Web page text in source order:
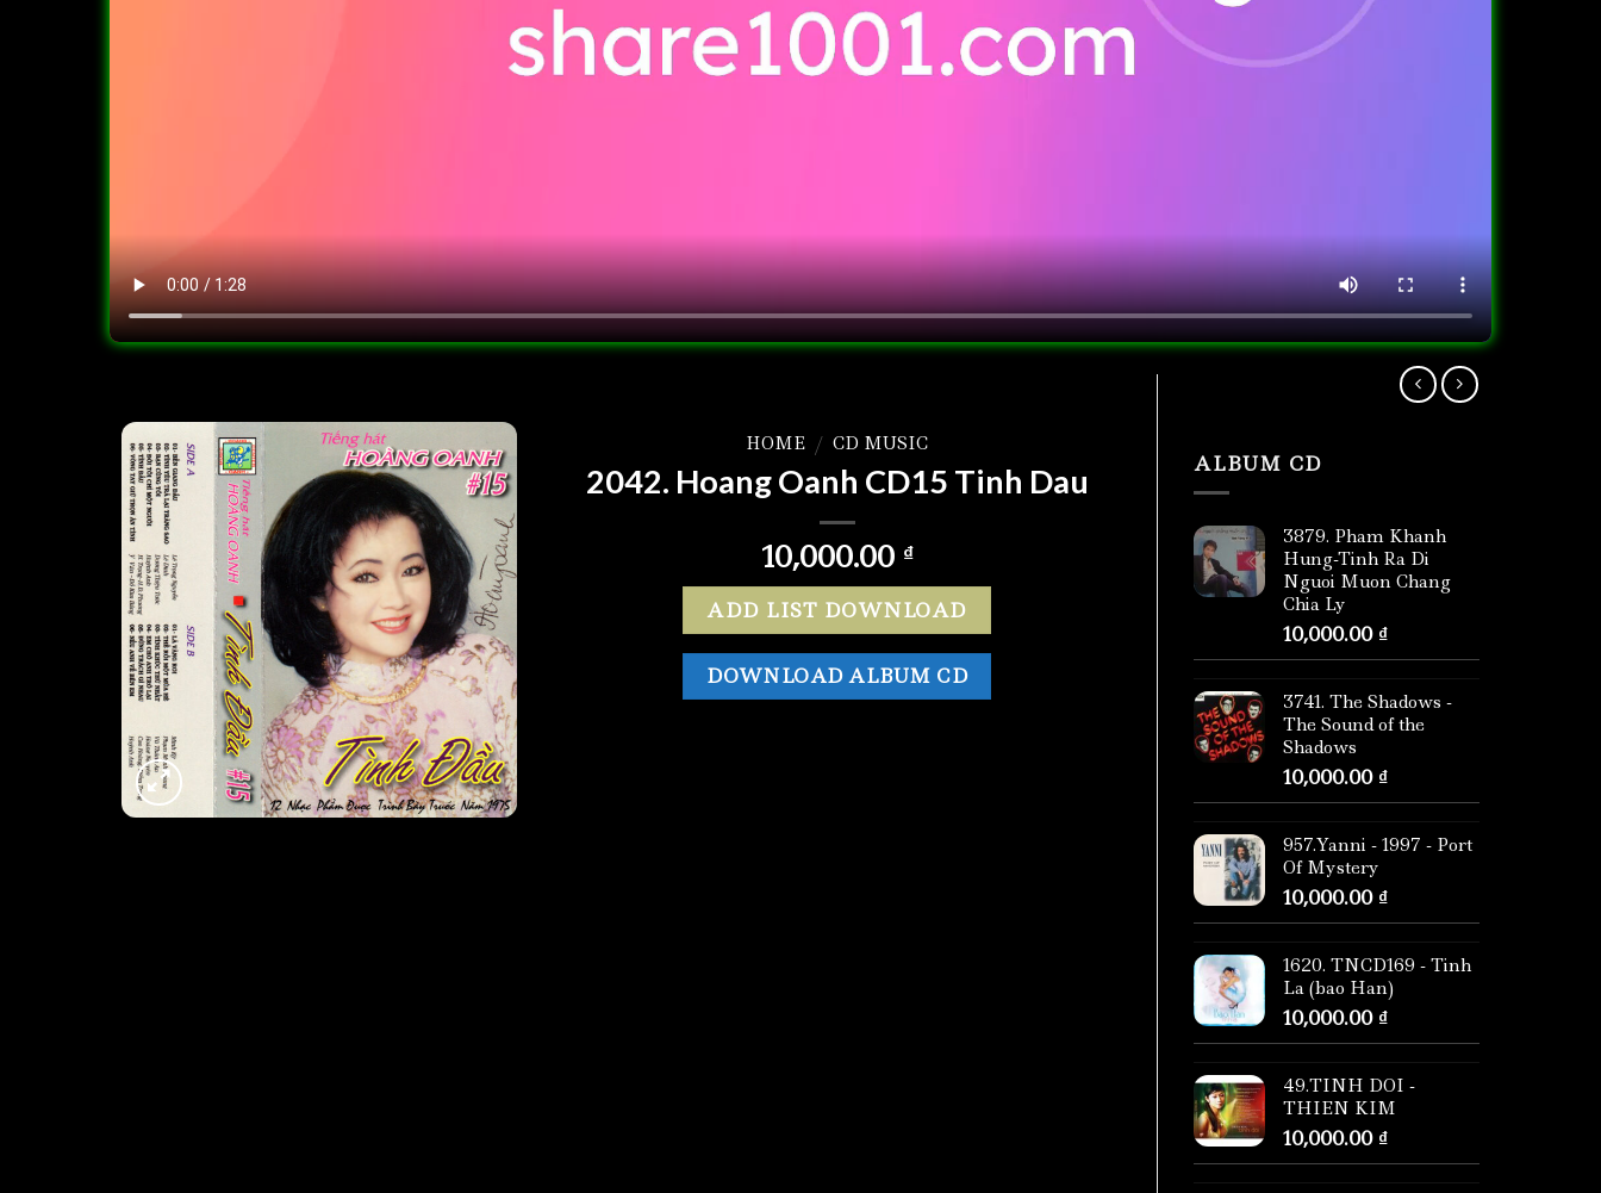
ALBUM CD
3879. Pham Khanh
Hung-Tinh Ra Di
Nguoi Muon Chang
Chia Ly
10,000.00 ₫
3741. The Shadows -
The Sound of the
Shadows
10,000.00 ₫
957.Yanni - 1997 - Port
Of Mystery
10,000.00 ₫
1620. TNCD169 - Tinh
La (bao Han)
10,000.00 ₫
49.TINH DOI -
THIEN KIM
10,000.00 ₫
HOME / CD MUSIC
2042. Hoang Oanh CD15 Tinh Dau
10,000.00 ₫
ADD LIST DOWNLOAD
DOWNLOAD ALBUM CD